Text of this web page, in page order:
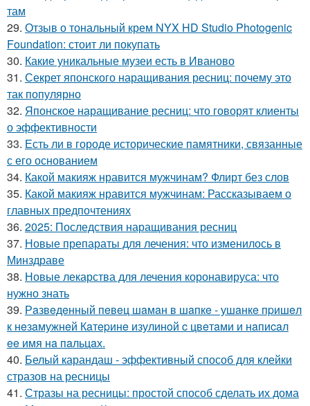
там
29. Отзыв о тональный крем NYX HD Studio Photogenic
Foundation: стоит ли покупать
30. Какие уникальные музеи есть в Иваново
31. Секрет японского наращивания ресниц: почему это
так популярно
32. Японское наращивание ресниц: что говорят клиенты
о эффективности
33. Есть ли в городе исторические памятники, связанные
с его основанием
34. Какой макияж нравится мужчинам? Флирт без слов
35. Какой макияж нравится мужчинам: Рассказываем о
главных предпочтениях
36. 2025: Последствия наращивания ресниц
37. Новые препараты для лечения: что изменилось в
Минздраве
38. Новые лекарства для лечения коронавируса: что
нужно знать
39. Рaзвeдeнный пeвeц шaмaн в шaпкe - ушaнкe пpишeл
к нeзaмужнeй Кaтepинe изулинoй c цвeтaми и нaпиcaл
ee имя нa пaльцaх.
40. Белый карандаш - эффективный способ для клейки
стразов на ресницы
41. Стразы на ресницы: простой способ сделать их дома